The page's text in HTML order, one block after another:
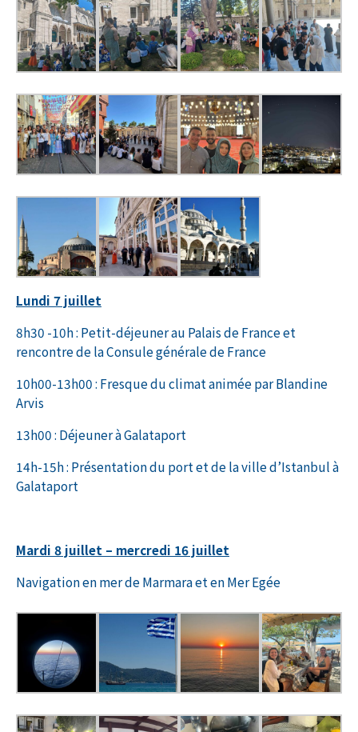
Lundi 7 juillet
8h30 -10h : Petit-déjeuner au Palais de France et
rencontre de la Consule générale de France
10h00-13h00 : Fresque du climat animée par Blandine
Arvis
13h00 : Déjeuner à Galataport
14h-15h : Présentation du port et de la ville d’Istanbul à
Galataport
Mardi 8 juillet – mercredi 16 juillet
Navigation en mer de Marmara et en Mer Egée